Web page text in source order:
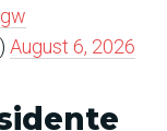
August 6, 2026